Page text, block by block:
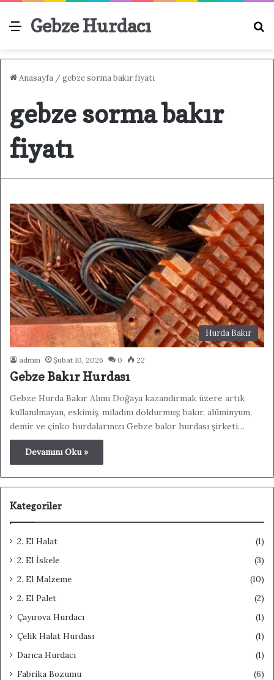
Menü
Gebze Hurdacı
Anasayfa /gebze sorma bakır fiyatı
gebze sorma bakır
fiyatı
Hurda Bakır
admin Şubat 10, 2026 0 22
Gebze Bakır Hurdası
Gebze Hurda Bakır Alımı Doğaya kazandırmak üzere artık
kullanılmayan, eskimiş, miladını doldurmuş; bakır, alüminyum,
demir ve çinko hurdalarınızı Gebze bakır hurdası şirketi…
Devamını Oku »
Kategoriler
2. El Halat
(1)
2. El İskele
(3)
2. El Malzeme
(10)
2. El Palet
(2)
Çayırova Hurdacı
(1)
Çelik Halat Hurdası
(1)
Darıca Hurdacı
(1)
Fabrika Bozumu
(6)